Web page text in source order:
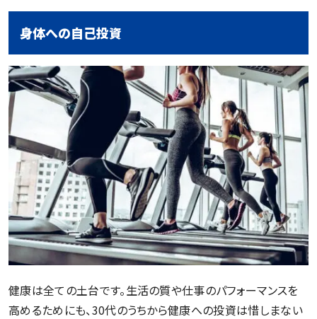
身体への自己投資
健康は全ての土台です。生活の質や仕事のパフォーマンスを
高めるためにも、30代のうちから健康への投資は惜しまない